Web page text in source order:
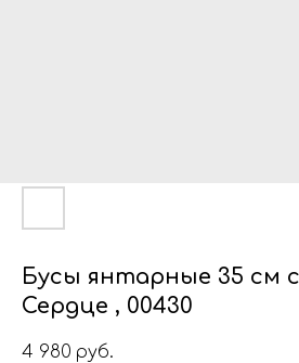
Бусы янтарные 35 см
Сердце , 00430
4 980 руб.